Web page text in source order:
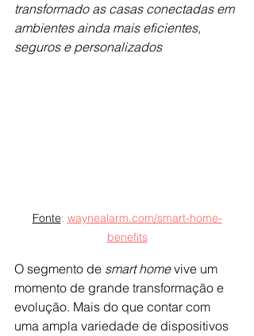
transformado as casas conectadas em
ambientes ainda mais eficientes,
seguros e personalizados
Fonte: waynealarm.com/smart-home-
benefits
O segmento de smart home vive um
momento de grande transformação e
evolução. Mais do que contar com
uma ampla variedade de dispositivos